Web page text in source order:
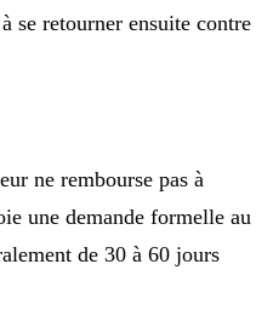
se retourner ensuite contre
ne rembourse pas à
une demande formelle au
de 30 à 60 jours